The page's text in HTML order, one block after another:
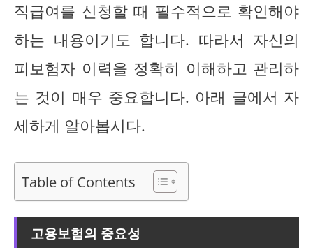
직급여를 신청할 때 필수적으로 확인해야
하는 내용이기도 합니다. 따라서 자신의
피보험자 이력을 정확히 이해하고 관리하
는 것이 매우 중요합니다. 아래 글에서 자
세하게 알아봅시다.
Table of Contents
고용보험의 중요성